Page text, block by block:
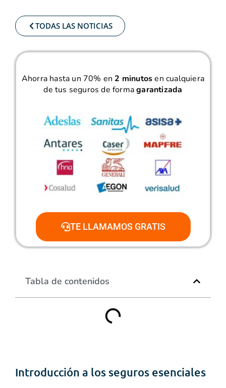
Introducción a los seguros esenciales
TODAS LAS NOTICIAS
Ahorra hasta un 70% en 2 minutosen cualquiera
de tus seguros de formagarantizada
TE LLAMAMOS GRATIS
Tabla de contenidos